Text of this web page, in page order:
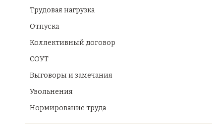
Трудовая нагрузка
Отпуска
Коллективный договор
СОУТ
Выговоры и замечания
Увольнения
Нормирование труда